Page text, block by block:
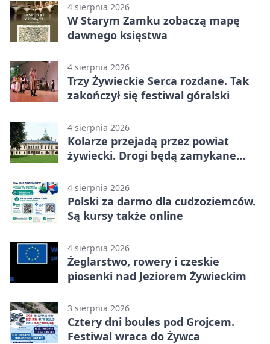
4 sierpnia 2026
W Starym Zamku zobaczą mapę
dawnego księstwa
4 sierpnia 2026
Trzy Żywieckie Serca rozdane. Tak
zakończył się festiwal góralski
4 sierpnia 2026
Kolarze przejadą przez powiat
żywiecki. Drogi będą zamykane
4 sierpnia 2026
Polski za darmo dla cudzoziemców.
Są kursy także online
4 sierpnia 2026
Żeglarstwo, rowery i czeskie
piosenki nad Jeziorem Żywieckim
3 sierpnia 2026
Cztery dni boules pod Grojcem.
Festiwal wraca do Żywca